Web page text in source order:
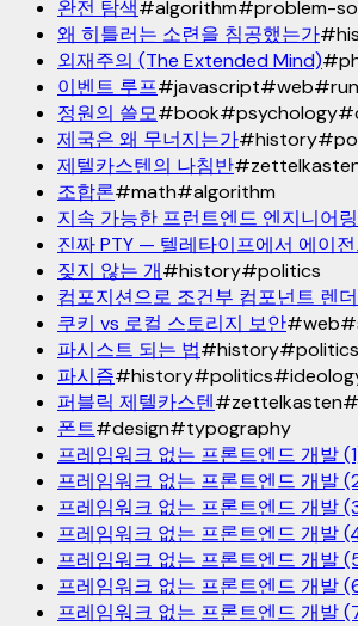
완전 탐색#algorithm#problem-
왜 히틀러는 소련을 침공했는가#
외재주의 (The Extended Mind)#
이벤트 루프#javascript#web#
정원의 쓸모#book#psychology#
제국은 왜 무너지는가#history#
제텔카스텐의 나침반#
조합론#math#algorithm
지속 가능한 프런트엔드 엔지니어링
진짜 PTY — 텔레타이프에서 에이
짖지 않는 개#history#politics
컴포지션으로 조건부 컴포넌트 렌
쿠키 vs 로컬 스토리지 보안#web#
파시스트 되는 법#history#politics
파시즘#history#politics#
퍼블릭 제텔카스텐#zettelkasten#
폰트#design#typography
프레임워크 없는 프론트엔드 개발
프레임워크 없는 프론트엔드 개발
프레임워크 없는 프론트엔드 개발
프레임워크 없는 프론트엔드 개발
프레임워크 없는 프론트엔드 개발
프레임워크 없는 프론트엔드 개발
프레임워크 없는 프론트엔드 개발